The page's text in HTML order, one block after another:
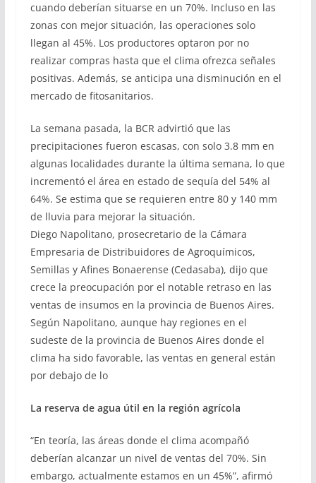
cuando deberían situarse en un 70%. Incluso en las
zonas con mejor situación, las operaciones solo
llegan al 45%. Los productores optaron por no
realizar compras hasta que el clima ofrezca señales
positivas. Además, se anticipa una disminución en el
mercado de fitosanitarios.
La semana pasada, la BCR advirtió que las
precipitaciones fueron escasas, con solo 3.8 mm en
algunas localidades durante la última semana, lo que
incrementó el área en estado de sequía del 54% al
64%. Se estima que se requieren entre 80 y 140 mm
de lluvia para mejorar la situación.
Diego Napolitano, prosecretario de la Cámara
Empresaria de Distribuidores de Agroquímicos,
Semillas y Afines Bonaerense (Cedasaba), dijo que
crece la preocupación por el notable retraso en las
ventas de insumos en la provincia de Buenos Aires.
Según Napolitano, aunque hay regiones en el
sudeste de la provincia de Buenos Aires donde el
clima ha sido favorable, las ventas en general están
por debajo de lo
La reserva de agua útil en la región agrícola
“En teoría, las áreas donde el clima acompañó
deberían alcanzar un nivel de ventas del 70%. Sin
embargo, actualmente estamos en un 45%”, afirmó